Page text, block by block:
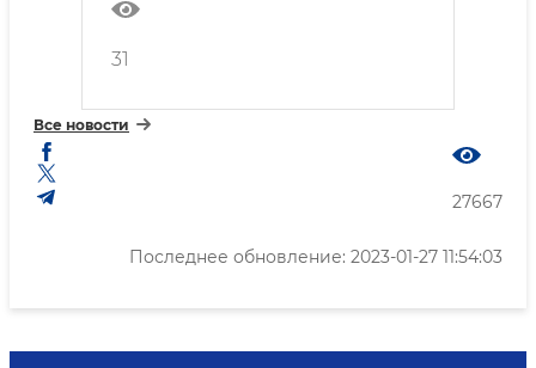
31
Все новости
27667
Последнее обновление: 2023-01-27 11:54:03